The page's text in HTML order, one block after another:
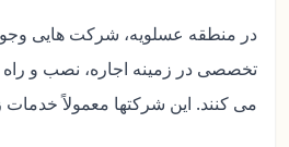
در منطقه عسلویه، شرکت هایی
تخصصی در زمینه اجاره، نصب و راه
می کنند. این شرکتها معمولاً خدمات